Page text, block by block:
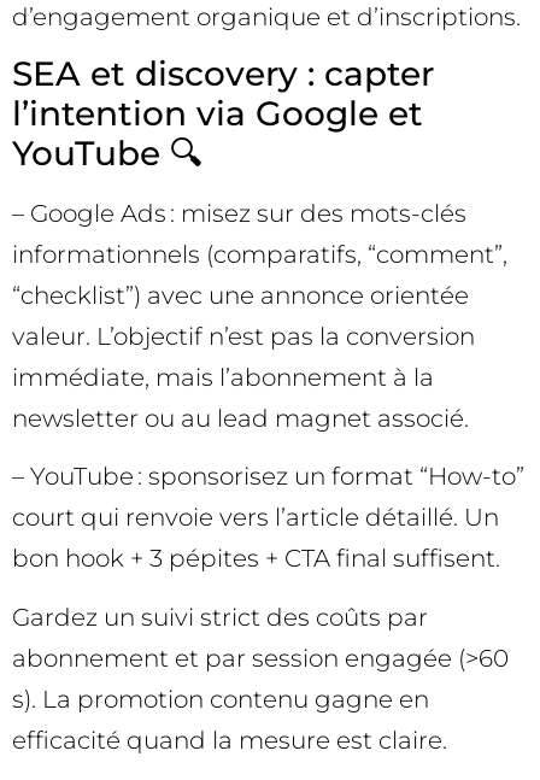
d’engagement organique et d’inscriptions.
SEA et discovery : capter
l’intention via Google et
YouTube 🔍
– Google Ads : misez sur des mots-clés
informationnels (comparatifs, “comment”,
“checklist”) avec une annonce orientée
valeur. L’objectif n’est pas la conversion
immédiate, mais l’abonnement à la
newsletter ou au lead magnet associé.
– YouTube : sponsorisez un format “How-to”
court qui renvoie vers l’article détaillé. Un
bon hook + 3 pépites + CTA final suffisent.
Gardez un suivi strict des coûts par
abonnement et par session engagée (>60
s). La promotion contenu gagne en
efficacité quand la mesure est claire.